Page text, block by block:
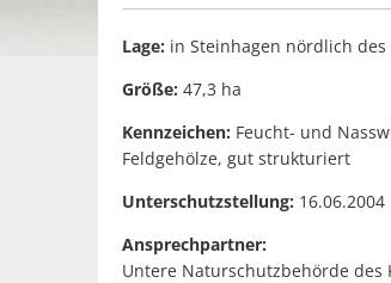
Lage: in Steinhagen nördlich
Größe: 47,3 ha
Kennzeichen: Feucht- und
Feldgehölze, gut strukturiert
Unterschutzstellung: 16.06.2004
Ansprechpartner:
Untere Naturschutzbehörde des